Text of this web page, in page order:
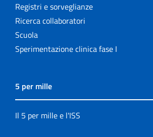
Registri e sorveglianze
Ricerca collaboratori
Scuola
Sperimentazione clinica fase I
5 per mille
Il 5 per mille e l'ISS